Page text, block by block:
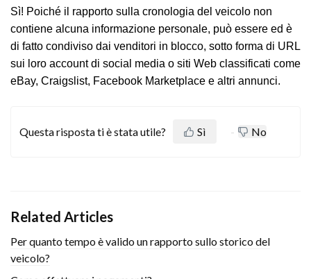
Sì! Poiché il rapporto sulla cronologia del veicolo non
contiene alcuna informazione personale, può essere ed è
di fatto condiviso dai venditori in blocco, sotto forma di URL
sui loro account di social media o siti Web classificati come
eBay, Craigslist, Facebook Marketplace e altri annunci.
Questa risposta ti è stata utile? Sì No
Related Articles
Per quanto tempo è valido un rapporto sullo storico del
veicolo?